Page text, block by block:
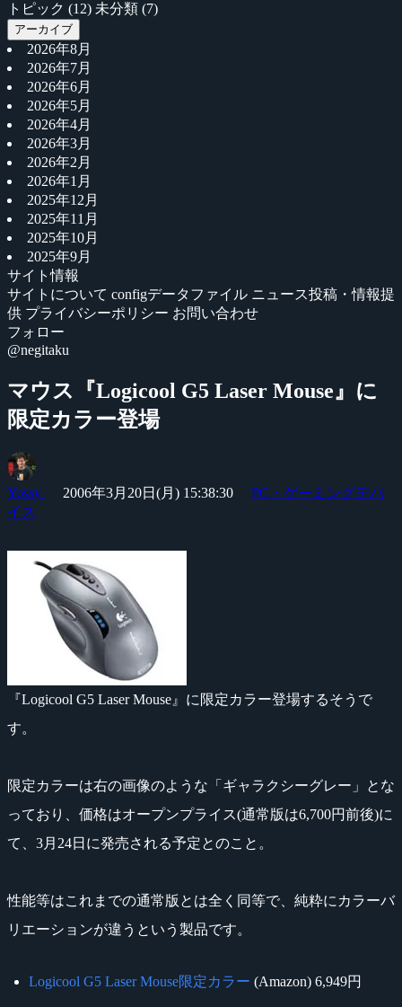
トピック (12) 未分類 (7)
アーカイブ
2026年8月
2026年7月
2026年6月
2026年5月
2026年4月
2026年3月
2026年2月
2026年1月
2025年12月
2025年11月
2025年10月
2025年9月
サイト情報
サイトについて configデータファイル ニュース投稿・情報提
供 プライバシーポリシー お問い合わせ
フォロー
@negitaku
マウス『Logicool G5 Laser Mouse』に
限定カラー登場
Yossy 2006年3月20日(月) 15:38:30
PC・ゲーミングデバ
イス
『Logicool G5 Laser Mouse』に限定カラー登場するそうで
す。
限定カラーは右の画像のような「ギャラクシーグレー」とな
っており、価格はオープンプライス(通常版は6,700円前後)に
て、3月24日に発売される予定とのこと。
性能等はこれまでの通常版とは全く同等で、純粋にカラーバ
リエーションが違うという製品です。
Logicool G5 Laser Mouse限定カラー (Amazon) 6,949円